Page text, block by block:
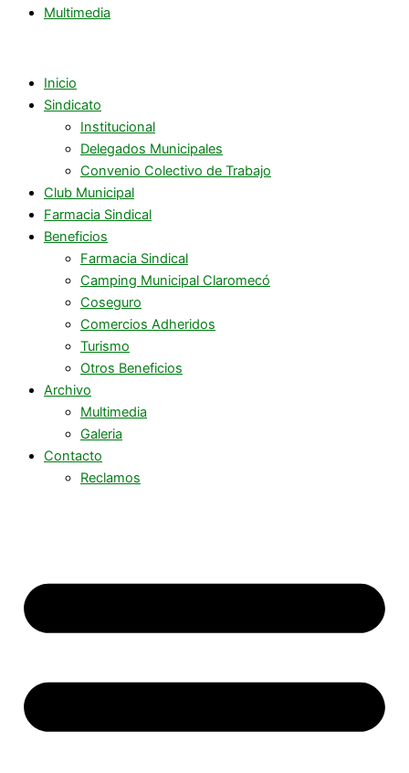
Multimedia
Inicio
Sindicato
Institucional
Delegados Municipales
Convenio Colectivo de Trabajo
Club Municipal
Farmacia Sindical
Beneficios
Farmacia Sindical
Camping Municipal Claromecó
Coseguro
Comercios Adheridos
Turismo
Otros Beneficios
Archivo
Multimedia
Galeria
Contacto
Reclamos